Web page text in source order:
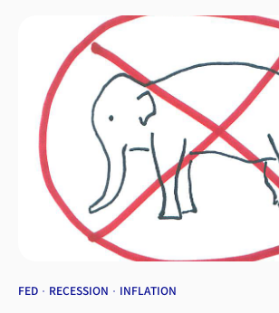
것이 적절할 것."이라 판단한 것으로 나타나면서 금리
커졌다. 제롬 파월 연준의장이 정책 회의 이후 기자 회
시장의 예상보다 더 높을 수 있음을 경고했지만 의사록
긴축완화로 향하고 있음을 시사했다. 연준 위원들이 잠
우려를 키우고 있다는 점도 시장에는 긍정적으로 인식
경기침체에 대한 위험을 50대 50 수준으로 보고 있음
전환(Fed Pivot) 가능성은 더 커졌다는 평이다. 블룸버
"FOMC 회의록은 위원회가 놀라울 정도로 강한 비둘기
있다. 연준 내에서 금리인상 속도를 늦추는데 대한 폭
있다."고 평가했다. 연준의 긴축 완화에 대한 기대가 커
투자자는 여전히 연준의 금리인상이 계속될 것이란 전
Meade) 전 연준 이사회 이코노미스트는 "위원들은 경
것으로 봤지만 기대했던 수준은 아니다. 연준은 경제가
있다는 증거를 보기 전까지 금리인상을 멈출수 없을 것
생산이 최소 30% 감소할 수 있다는 보도로 하락했다.
FED RECESSION INFLATION